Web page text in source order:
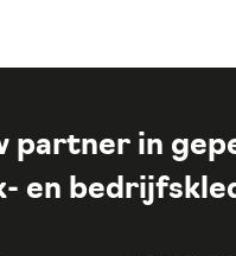
partner in
en